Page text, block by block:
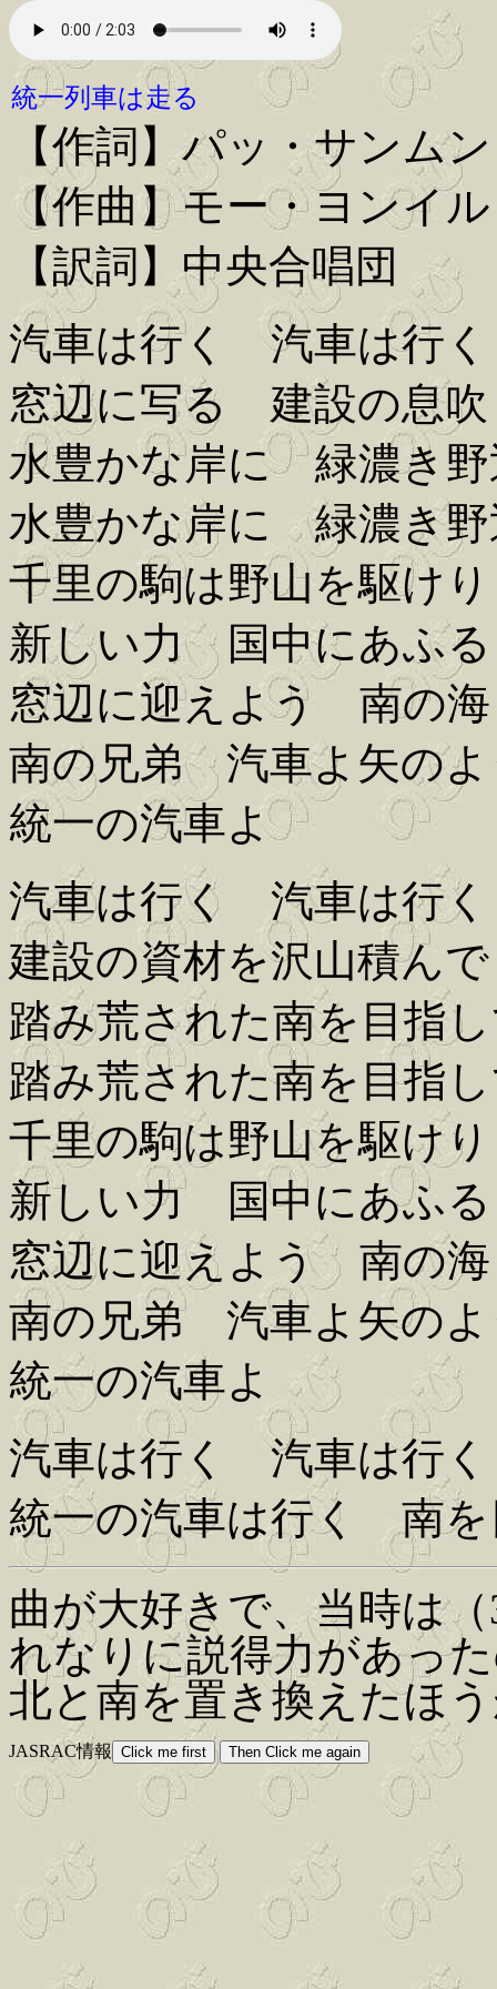
統一列車は走る
【作詞】パッ・サンムン
【作曲】モー・ヨンイル
【訳詞】中央合唱団
汽車は行く 汽車は行
窓辺に写る 建設の息吹
水豊かな岸に 緑濃き野
水豊かな岸に 緑濃き野
千里の駒は野山を駆けり
新しい力 国中にあふる
窓辺に迎えよう 南の海
南の兄弟 汽車よ矢のよ
統一の汽車よ
汽車は行く 汽車は行
建設の資材を沢山積んで
踏み荒された南を目指
踏み荒された南を目指
千里の駒は野山を駆けり
新しい力 国中にあふる
窓辺に迎えよう 南の海
南の兄弟 汽車よ矢のよ
統一の汽車よ
汽車は行く 汽車は行
統一の汽車は行く 南を
曲が大好きで、当時は
れなりに説得力があっ
北と南を置き換えたほ
JASRAC情報